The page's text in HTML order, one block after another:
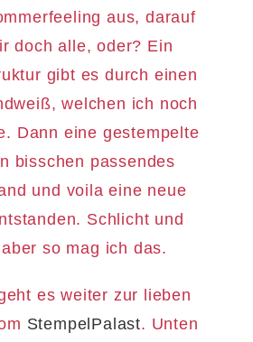
aus, darauf
doch alle, oder? Ein
gibt es durch einen
welchen ich noch
Dann eine gestempelte
bisschen passendes
und voila eine neue
Schlicht und
so mag ich das.
es weiter zur lieben
StempelPalast. Unten